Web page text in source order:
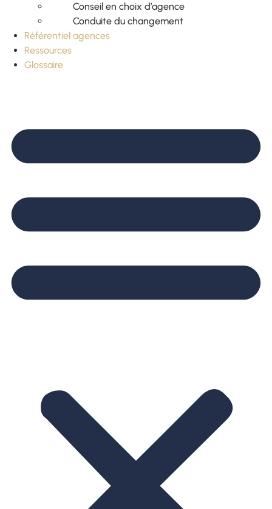
Conseil en choix d’agence
Conduite du changement
Référentiel agences
Ressources
Glossaire